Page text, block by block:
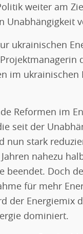
weiter am
Unabhängigkeit
ukrainischen
im ukrainischen
Reformen im
seit der
nun stark
nahezu
beendet. Doch
für mehr
der Energiemix
dominiert.